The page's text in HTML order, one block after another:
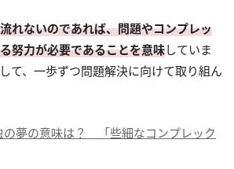
れないのであれば、問題やコンプレッ
努力が必要であることを意味していま
て、一歩ずつ問題解決に向けて取り組ん
の夢の意味は？ 「些細なコンプレック